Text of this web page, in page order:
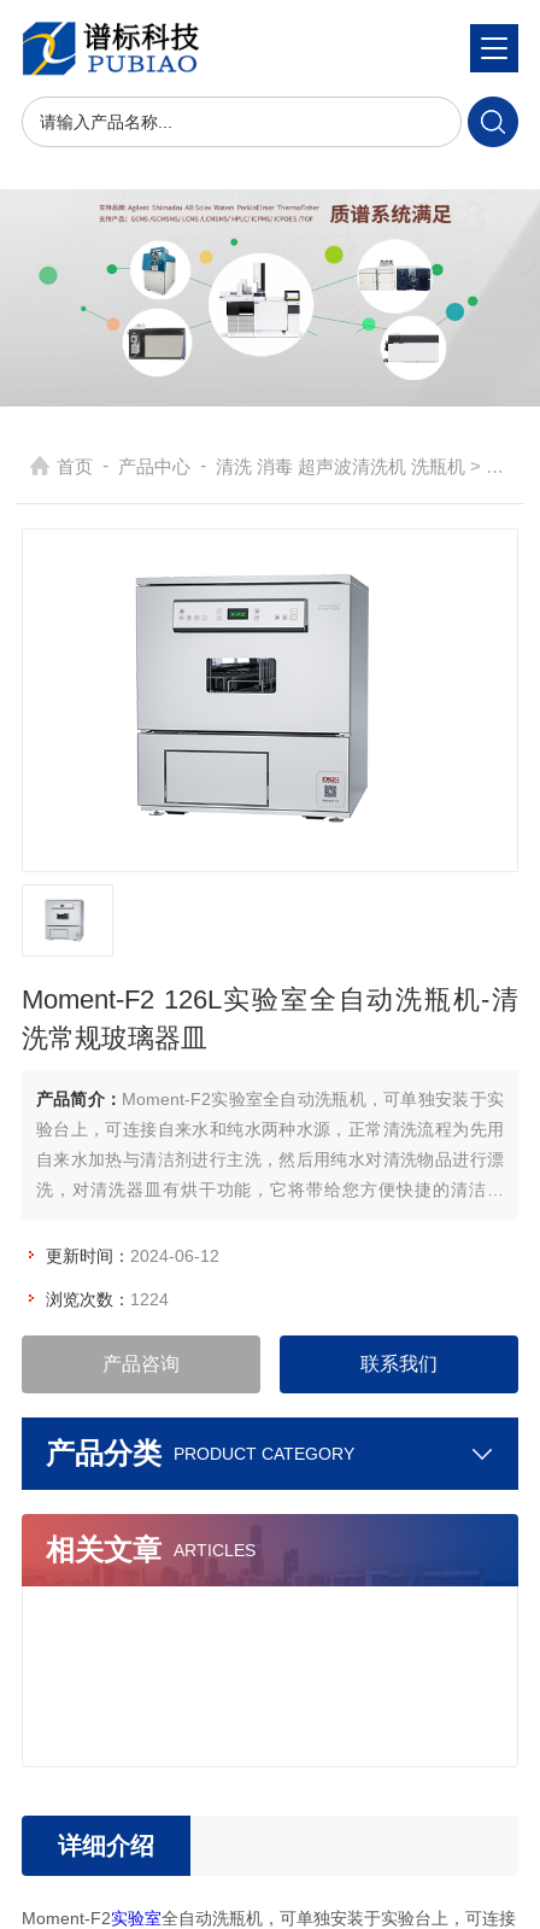
首页 - 产品中心 - 清洗 消毒 超声波清洗机 洗瓶机 > Moment-F2 126L实验室全自动洗瓶机-清洗常规玻璃器皿
Moment-F2 126L实验室全自动洗瓶机-清
洗常规玻璃器皿
产品简介： Moment-F2实验室全自动洗瓶机，可单独安装于实
验台上，可连接自来水和纯水两种水源，正常清洗流程为先用
自来水加热与清洁剂进行主洗，然后用纯水对清洗物品进行漂
洗，对清洗器皿有烘干功能，它将带给您方便快捷的清洁效
更新时间： 2024-06-12
浏览次数： 1224
产品咨询 联系我们
产品分类 PRODUCT CATEGORY
相关文章 ARTICLES
详细介绍
Moment-F2实验室全自动洗瓶机，可单独安装于实验台上，可连接